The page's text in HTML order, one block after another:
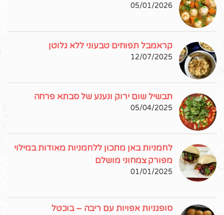
05/01/2026
קראמבל תפוחים טבעוני ללא גלוטן
12/07/2025
תבשיל שום ירוק ונענע של סבתא פרחה
05/04/2025
לחמניות באן מתכון ללחמניות מאודות במילוי
מפורק צמחוני מושלם
01/01/2025
סופגניות אפויות עם ריבה – בוכטל